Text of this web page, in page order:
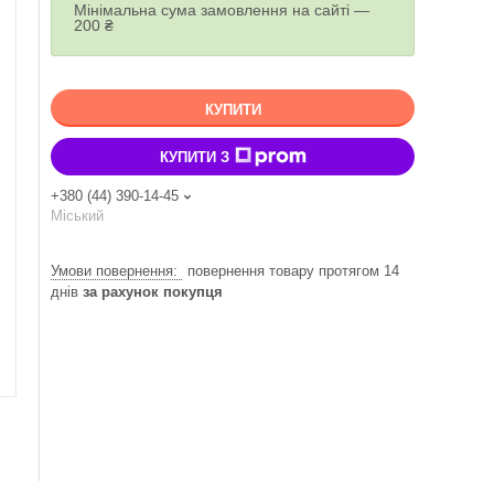
Мінімальна сума замовлення на сайті —
200 ₴
КУПИТИ
КУПИТИ З
+380 (44) 390-14-45
Міський
повернення товару протягом 14
днів за рахунок покупця